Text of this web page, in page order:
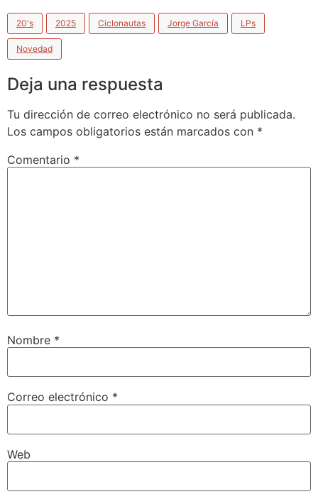
20's 2025 Ciclonautas Jorge García LPs
Novedad
Deja una respuesta
Tu dirección de correo electrónico no será publicada.
Los campos obligatorios están marcados con *
Comentario *
Nombre *
Correo electrónico *
Web